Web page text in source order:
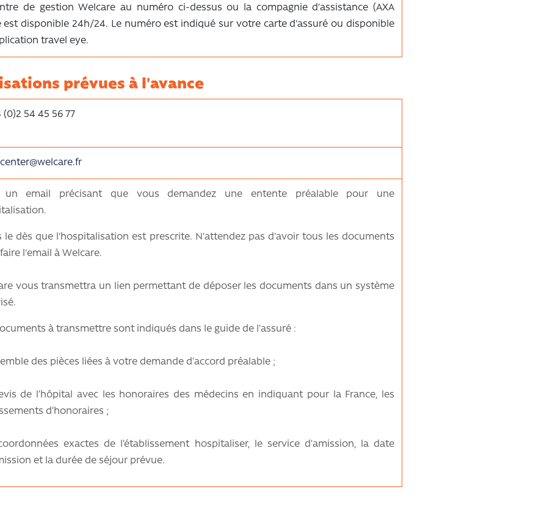
de gestion Welcare au numéro ci-dessus ou la compagnie d'assistance (AXA
est disponible 24h/24. Le numéro est indiqué sur votre carte d'assuré ou disponible
travel eye.
prévues à l'avance
(0)2 54 45 56 77
un email précisant que vous demandez une entente préalable pour une
le dès que l'hospitalisation est prescrite. N'attendez pas d'avoir tous les documents
l'email à Welcare.
vous transmettra un lien permettant de déposer les documents dans un système
à transmettre sont indiqués dans le guide de l'assuré :
des pièces liées à votre demande d’accord préalable ;
de l’hôpital avec les honoraires des médecins en indiquant pour la France, les
d’honoraires ;
exactes de l’établissement hospitaliser, le service d’amission, la date
et la durée de séjour prévue.